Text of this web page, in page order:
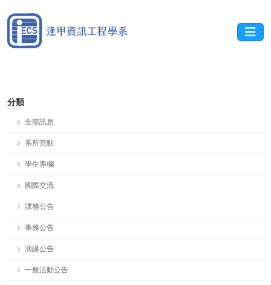
分類
全部訊息
系所亮點
學生專欄
國際交流
課務公告
事務公告
演講公告
一般活動公告